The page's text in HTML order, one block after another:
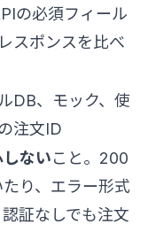
の必須フィール
スポンスを比べ
DB、モック、使
注文ID
ないこと。200
り、エラー形式
証なしでも注文